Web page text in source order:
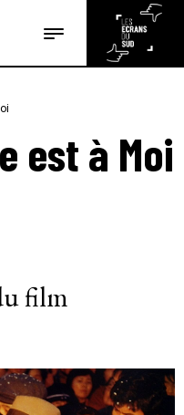
est à Moi
film